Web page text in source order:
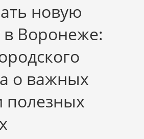
новую
в Воронеже:
о важных
полезных